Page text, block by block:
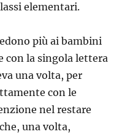
elementari.
più ai bambini
con la singola lettera
una volta, per
con le
nel restare
una volta,